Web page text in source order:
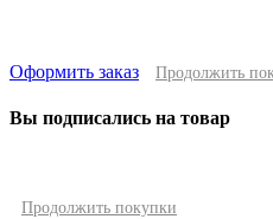
Оформить заказ Продолжить
Вы подписались на товар
Продолжить покупки